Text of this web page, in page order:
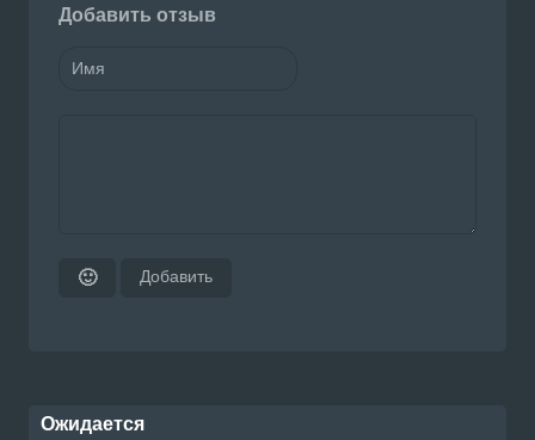
Добавить отзыв
🙂 Добавить
Ожидается